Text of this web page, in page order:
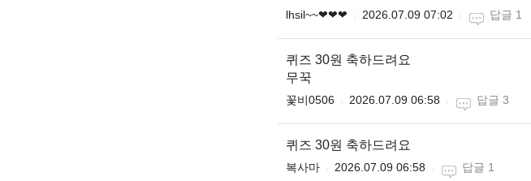
lhsil~~❤❤❤ 2026.07.09 07:02 답글 1
퀴즈 30원 축하드려요
무꾹
꽃비0506 2026.07.09 06:58 답글 3
퀴즈 30원 축하드려요
복사마 2026.07.09 06:58 답글 1